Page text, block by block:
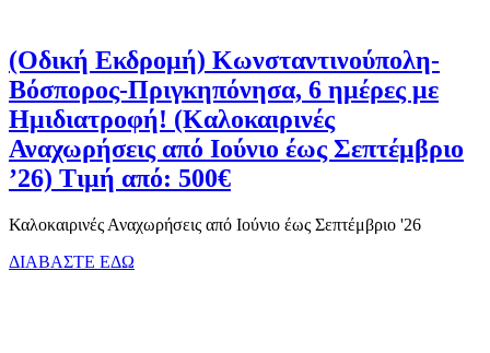
(Οδική Εκδρομή) Κωνσταντινούπολη-
Βόσπορος-Πριγκηπόνησα, 6 ημέρες με
Ημιδιατροφή! (Καλοκαιρινές
Αναχωρήσεις από Ιούνιο έως Σεπτέμβριο
’26) Τιμή από: 500€
Καλοκαιρινές Αναχωρήσεις από Ιούνιο έως Σεπτέμβριο '26
ΔΙΑΒΑΣΤΕ ΕΔΩ